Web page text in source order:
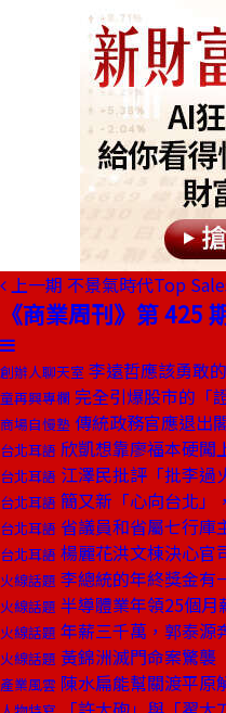
上一期 不景氣時代Top
《商業周刊》第 425
創辦人聊天室 李遠哲應該勇敢
童再興專欄 完全引爆股市的「
商場自慢塾 傳統政務官應退出
台北耳語 欣凱想靠廖福本硬闖
台北耳語 江澤民批評「批李過
台北耳語 簡又新「心向台北」
台北耳語 省議員和省屬七行庫
台北耳語 楊麗花洪文棟決心官
火線話題 李總統的年終獎金有
火線話題 半導體業年領25個月
火線話題 年薪三千萬，郭泰源
火線話題 黃錦洲滅門命案驚襲
產業風雲 陳水扁能幫關渡平原